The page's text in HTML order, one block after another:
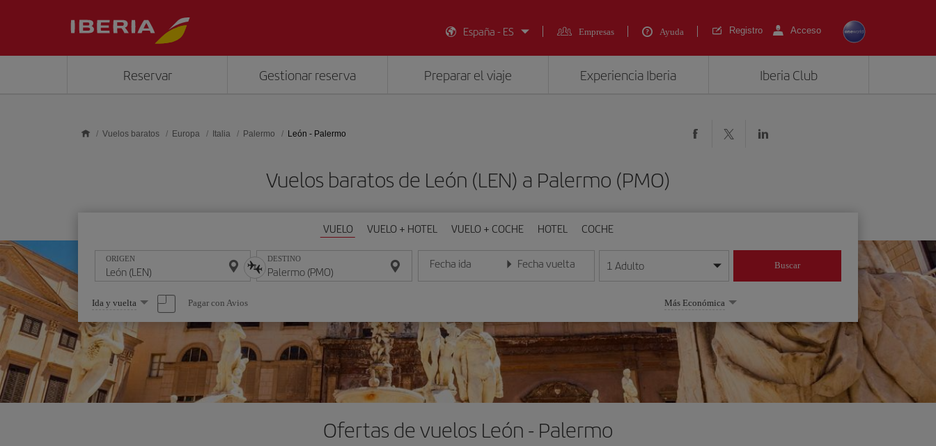
España - ES
Empresas Ayuda Registro Acceso
Reservar Gestionar reserva Preparar el viaje Experiencia Iberia Iberia Club
Vuelos baratos Europa Italia Palermo León - Palermo
Vuelos baratos de León (LEN) a Palermo (PMO)
VUELO VUELO + HOTEL VUELO + COCHE HOTEL COCHE
ORIGEN DESTINO Fecha ida
Introduce la fecha en formato día/mes/año
Fecha vuelta
Introduce la fecha en formato día/mes/año
1 Adulto Buscar
Seleccione
una
opción
Ida y vuelta Pagar con Avios Más Económica
Ofertas de vuelos León - Palermo